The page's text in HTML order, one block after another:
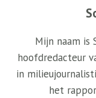
Mijn naam is
hoofdredacteur
in
het